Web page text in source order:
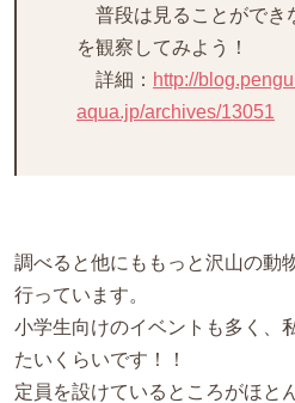
普段は見ることができ
を観察してみよう！
詳細： http://
aqua.jp/archives/13051
調べると他にももっと沢山の動
行っています。
小学生向けのイベントも多く、
たいくらいです！！
定員を設けているところがほと